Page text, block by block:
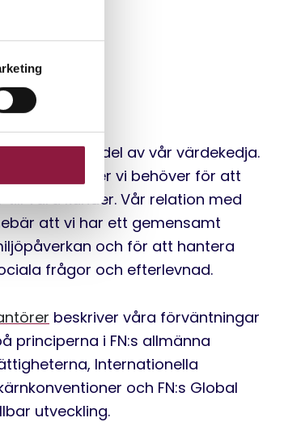
är en viktig del av vår värdekedja.
och tjänster vi behöver för att
våra kunder. Vår relation med
att vi har ett gemensamt
och för att hantera
frågor och efterlevnad.
beskriver våra förväntningar
principerna i FN:s allmänna
Internationella
och FN:s Global
utveckling.